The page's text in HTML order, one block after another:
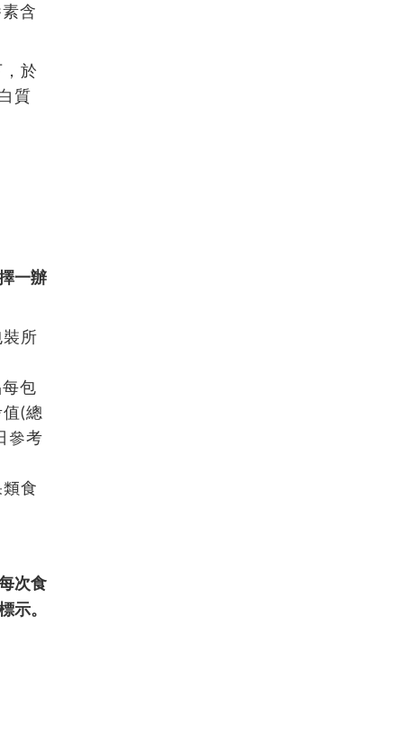
含
於
質
一辦
所
包
(總
參考
食
次食
示。